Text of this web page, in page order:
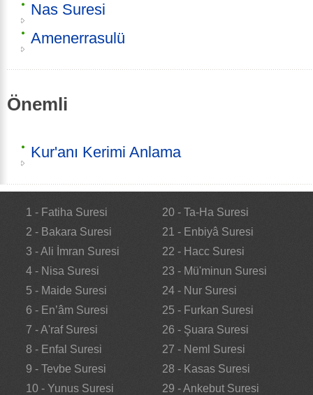
Nas Suresi
Amenerrasulü
Önemli
Kur'anı Kerimi Anlama
1 - Fatiha Suresi
2 - Bakara Suresi
3 - Ali İmran Suresi
4 - Nisa Suresi
5 - Maide Suresi
6 - En’âm Suresi
7 - A'raf Suresi
8 - Enfal Suresi
9 - Tevbe Suresi
10 - Yunus Suresi
20 - Ta-Ha Suresi
21 - Enbiyâ Suresi
22 - Hacc Suresi
23 - Mü'minun Suresi
24 - Nur Suresi
25 - Furkan Suresi
26 - Şuara Suresi
27 - Neml Suresi
28 - Kasas Suresi
29 - Ankebut Suresi